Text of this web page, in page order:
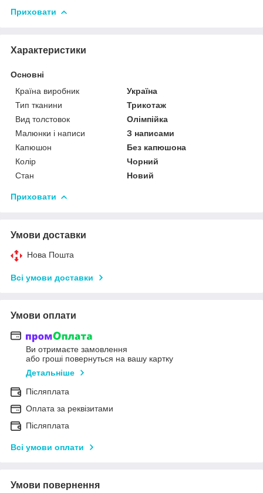
Приховати
Характеристики
Основні
Країна виробник
Україна
Тип тканини
Трикотаж
Вид толстовок
Олімпійка
Малюнки і написи
З написами
Капюшон
Без капюшона
Колір
Чорний
Стан
Новий
Приховати
Умови доставки
Нова Пошта
Всі умови доставки
Умови оплати
Ви отримаєте замовлення
або гроші повернуться на вашу картку
Детальніше
Післяплата
Оплата за реквізитами
Післяплата
Всі умови оплати
Умови повернення